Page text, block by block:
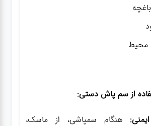
محیط
از سم پاش دستی:
هنگام سمپاشی، از ماسک،